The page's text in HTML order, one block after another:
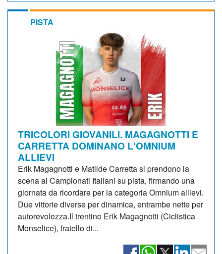
PISTA
TRICOLORI GIOVANILI. MAGAGNOTTI E
CARRETTA DOMINANO L'OMNIUM
ALLIEVI
Erik Magagnotti e Matilde Carretta si prendono la
scena ai Campionati Italiani su pista, firmando una
giornata da ricordare per la categoria Omnium allievi.
Due vittorie diverse per dinamica, entrambe nette per
autorevolezza.Il trentino Erik Magagnotti (Ciclistica
Monselice), fratello di...